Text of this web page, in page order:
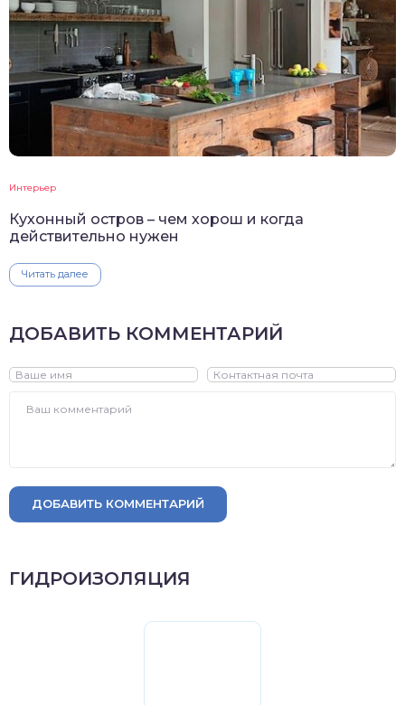
Интерьер
Кухонный остров – чем хорош и когда
действительно нужен
Читать далее
ДОБАВИТЬ КОММЕНТАРИЙ
ДОБАВИТЬ КОММЕНТАРИЙ
ГИДРОИЗОЛЯЦИЯ